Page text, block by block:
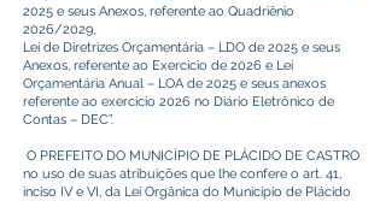
2025 e seus Anexos, referente ao Quadriênio
2026/2029,
Lei de Diretrizes Orçamentária – LDO de 2025 e seus
Anexos, referente ao Exercício de 2026 e Lei
Orçamentária Anual – LOA de 2025 e seus anexos
referente ao exercício 2026 no Diário Eletrônico de
Contas – DEC”.
O PREFEITO DO MUNICÍPIO DE PLÁCIDO DE CASTRO
no uso de suas atribuições que lhe confere o art. 41,
inciso IV e VI, da Lei Orgânica do Município de Plácido